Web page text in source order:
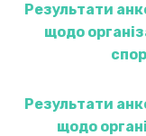
Результати
щодо
Результати
щодо